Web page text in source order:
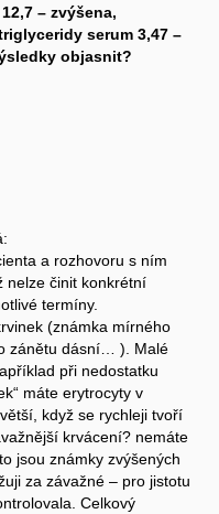
– zvýšena,
serum 3,47 –
objasnit?
a rozhovoru s ním
nelze činit konkrétní
termíny.
(známka mírného
zánětu dásní… ). Malé
při nedostatku
máte erytrocyty v
když se rychleji tvoří
krvácení? nemáte
jsou známky zvýšených
za závažné – pro jistotu
Celkový